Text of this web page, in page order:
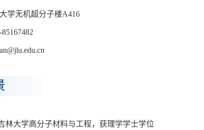
学无机超分子楼A416
林大学高分子材料与工程，获理学学士学位